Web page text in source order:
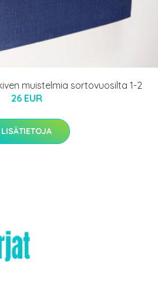
muistelmia sortovuosilta 1-2
26 EUR
LISÄTIETOJA